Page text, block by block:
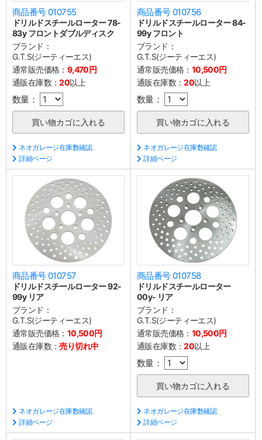
商品番号 010755
ドリルドスチールローター 78-
83y フロントダブルディスク
ブランド：
G.T.S(ジーティーエス)
通常販売価格： 9,470円
通販在庫数：20以上
数量：
ネオガレージ在庫数確認
詳細ページ
商品番号 010756
ドリルドスチールローター 84-
99y フロント
ブランド：
G.T.S(ジーティーエス)
通常販売価格： 10,500円
通販在庫数：20以上
数量：
ネオガレージ在庫数確認
詳細ページ
商品番号 010757
ドリルドスチールローター 92-
99y リア
ブランド：
G.T.S(ジーティーエス)
通常販売価格： 10,500円
通販在庫数：売り切れ中
ネオガレージ在庫数確認
詳細ページ
商品番号 010758
ドリルドスチールローター
00y- リア
ブランド：
G.T.S(ジーティーエス)
通常販売価格： 10,500円
通販在庫数：20以上
数量：
ネオガレージ在庫数確認
詳細ページ